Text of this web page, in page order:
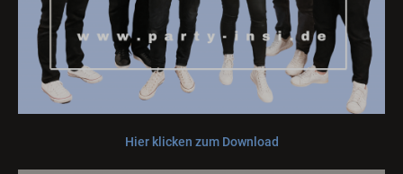
Hier klicken zum Download